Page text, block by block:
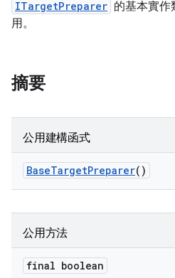
ITargetPreparer 的基本實作
用。
摘要
公用建構函式
BaseTargetPreparer()
公用方法
final boolean